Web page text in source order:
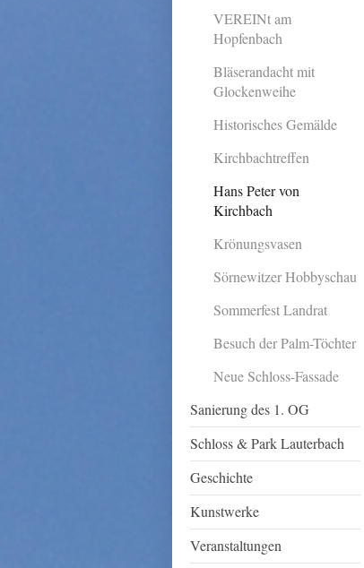
VEREINt am
Hopfenbach
Bläserandacht mit
Glockenweihe
Historisches Gemälde
Kirchbachtreffen
Hans Peter von
Kirchbach
Krönungsvasen
Sörnewitzer Hobbyschau
Sommerfest Landrat
Besuch der Palm-Töchter
Neue Schloss-Fassade
Sanierung des 1. OG
Schloss & Park Lauterbach
Geschichte
Kunstwerke
Veranstaltungen